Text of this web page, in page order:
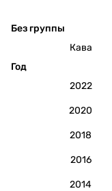
Без группы
Кава
Год
2022
2020
2018
2016
2014